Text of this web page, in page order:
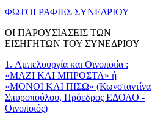
ΦΩΤΟΓΡΑΦΙΕΣ ΣΥΝΕΔΡΙΟΥ
ΟΙ ΠΑΡΟΥΣΙΑΣΕΙΣ ΤΩΝ
ΕΙΣΗΓΗΤΩΝ ΤΟΥ ΣΥΝΕΔΡΙΟΥ
1. Αμπελουργία και Οινοποιία :
«ΜΑΖΙ ΚΑΙ ΜΠΡΟΣΤΑ» ή
«ΜΟΝΟΙ ΚΑΙ ΠΙΣΩ» (Κωνσταντίνα
Σπυροπούλου, Πρόεδρος ΕΔΟΑΟ -
Οινοποιός)